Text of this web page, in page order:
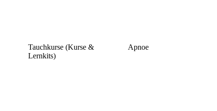
Tauchkurse (Kurse &
Lernkits)
Apnoe